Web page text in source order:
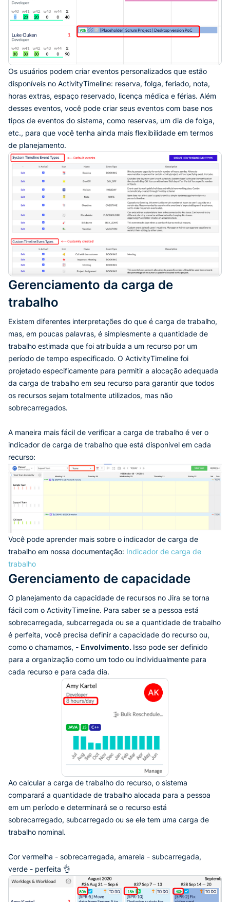
Os usuários podem criar eventos personalizados que estão
disponíveis no ActivityTimeline: reserva, folga, feriado, nota,
horas extras, espaço reservado, licença médica e férias. Além
desses eventos, você pode criar seus eventos com base nos
tipos de eventos do sistema, como reservas, um dia de folga,
etc., para que você tenha ainda mais flexibilidade em termos
de planejamento.
Gerenciamento da carga de
trabalho
Existem diferentes interpretações do que é carga de trabalho,
mas, em poucas palavras, é simplesmente a quantidade de
trabalho estimada que foi atribuída a um recurso por um
período de tempo especificado. O ActivityTimeline foi
projetado especificamente para permitir a alocação adequada
da carga de trabalho em seu recurso para garantir que todos
os recursos sejam totalmente utilizados, mas não
sobrecarregados.
A maneira mais fácil de verificar a carga de trabalho é ver o
indicador de carga de trabalho que está disponível em cada
recurso:
Você pode aprender mais sobre o indicador de carga de
trabalho em nossa documentação: Indicador de carga de
trabalho
Gerenciamento de capacidade
O planejamento da capacidade de recursos no Jira se torna
fácil com o ActivityTimeline. Para saber se a pessoa está
sobrecarregada, subcarregada ou se a quantidade de trabalho
é perfeita, você precisa definir a capacidade do recurso ou,
como o chamamos, - Envolvimento. Isso pode ser definido
para a organização como um todo ou individualmente para
cada recurso e para cada dia.
Ao calcular a carga de trabalho do recurso, o sistema
comparará a quantidade de trabalho alocada para a pessoa
em um período e determinará se o recurso está
sobrecarregado, subcarregado ou se ele tem uma carga de
trabalho nominal.
Cor vermelha - sobrecarregada, amarela - subcarregada,
verde - perfeita 👌